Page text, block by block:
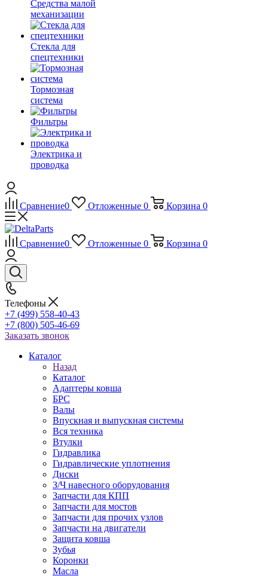
Средства малой
механизации
Стекла для
спецтехники
Тормозная
система
Фильтры
Электрика и
проводка
Сравнение0 Отложенные 0 Корзина 0
Сравнение0 Отложенные 0 Корзина 0
Телефоны
+7 (499) 558-40-43
+7 (800) 505-46-69
Заказать звонок
Каталог
Назад
Каталог
Адаптеры ковша
БРС
Валы
Впускная и выпускная системы
Вся техника
Втулки
Гидравлика
Гидравлические уплотнения
Диски
З/Ч навесного оборудования
Запчасти для КПП
Запчасти для мостов
Запчасти для прочих узлов
Запчасти на двигатели
Защита ковша
Зубья
Коронки
Масла